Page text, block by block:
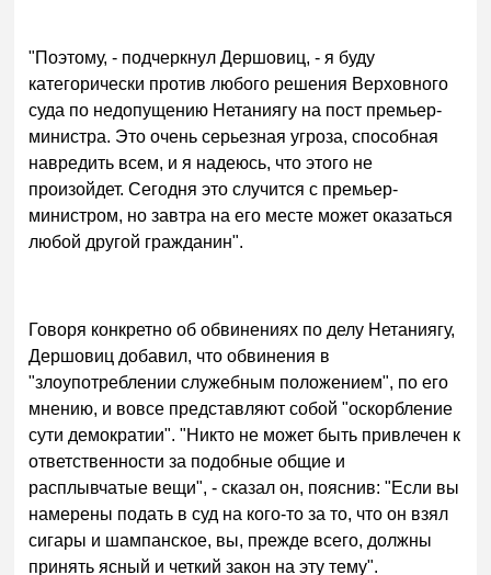
"Поэтому, - подчеркнул Дершовиц, - я буду
категорически против любого решения Верховного
суда по недопущению Нетаниягу на пост премьер-
министра. Это очень серьезная угроза, способная
навредить всем, и я надеюсь, что этого не
произойдет. Сегодня это случится с премьер-
министром, но завтра на его месте может оказаться
любой другой гражданин".
Говоря конкретно об обвинениях по делу Нетаниягу,
Дершовиц добавил, что обвинения в
"злоупотреблении служебным положением", по его
мнению, и вовсе представляют собой "оскорбление
сути демократии". "Никто не может быть привлечен к
ответственности за подобные общие и
расплывчатые вещи", - сказал он, пояснив: "Если вы
намерены подать в суд на кого-то за то, что он взял
сигары и шампанское, вы, прежде всего, должны
принять ясный и четкий закон на эту тему".